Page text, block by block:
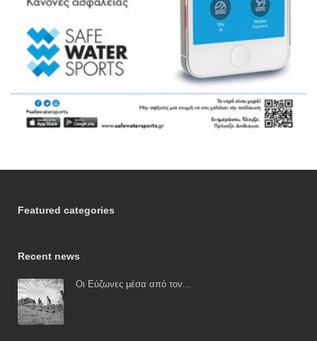
Featured categories
Recent news
Οι Εύζωνες μέσα από τον...